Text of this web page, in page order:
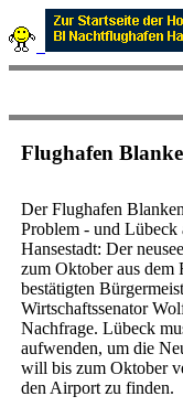
Flughafen
Der Flughafen
Problem - und
Hansestadt: Der
zum Oktober aus dem
bestätigten
Wirtschaftssenator
Nachfrage. Lübeck
aufwenden, um die
will bis zum Oktober
den Airport zu finden.